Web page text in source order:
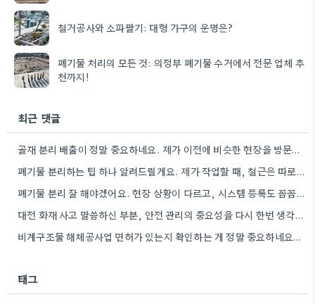
철거공사와 소파팔기: 대형 가구의 운명은?
폐기물 처리의 모든 것: 의정부 폐기물 수거에서 전문 업체 추
천까지!
최근 댓글
골재 분리 배출이 정말 중요하네요. 제가 이전에 비슷한 현장을 방문했을 때도 이렇게 철저하게 분류하지 않은…
폐기물 분리하는 팁 하나 알려드릴게요. 제가 작업할 때, 철근은 따로 모아두고 골재는 색깔별로 구분해서 보관했는데,…
폐기물 분리 잘 해야겠어요. 현장 상황이 다르고, 시스템 등록도 꼼꼼히 확인해야 하니까.
대전 화재 사고 말씀하신 부분, 안전 관리의 중요성을 다시 한번 생각하게 되네요. 특히 규모가 큰…
비계구조물 해체공사업 면허가 있는지 확인하는 게 정말 중요하네요. 저도 이전 철거 시 이런 부분을 꼼꼼히…
태그